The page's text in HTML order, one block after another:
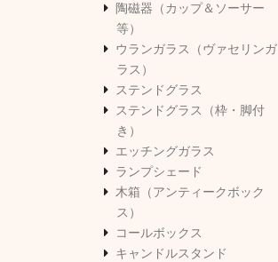
陶磁器（カップ＆ソーサー
等）
ウランガラス（ヴァセリンガ
ラス）
ステンドグラス
ステンドグラス（枠・脚付
き）
エッチングガラス
ランプシェード
木箱（アンティークボック
ス）
コールボックス
キャンドルスタンド